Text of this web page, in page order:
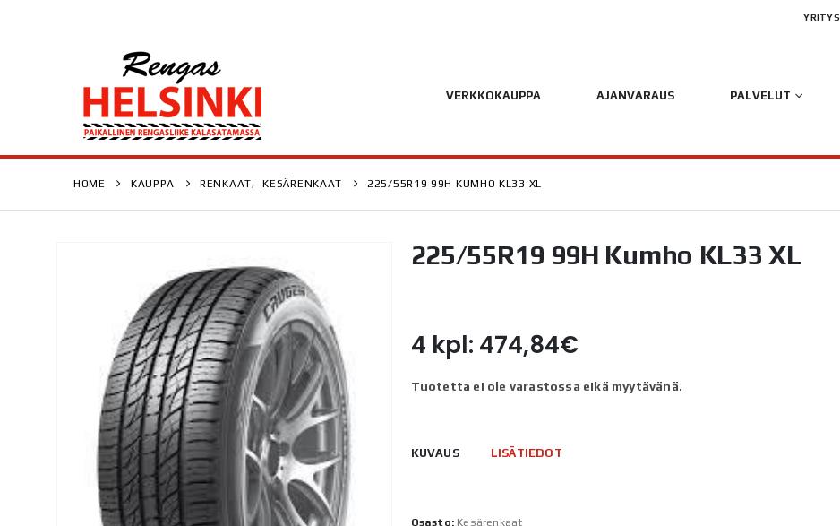
YRITYS
VERKKOKAUPPA AJANVARAUS PALVELUT
HOME KAUPPA RENKAAT, KESÄRENKAAT 225/55R19 99H KUMHO KL33 XL
225/55R19 99H Kumho KL33 XL
4 kpl: 474,84€
Tuotetta ei ole varastossa eikä myytävänä.
KUVAUS LISÄTIEDOT
Osasto: Kesärenkaat